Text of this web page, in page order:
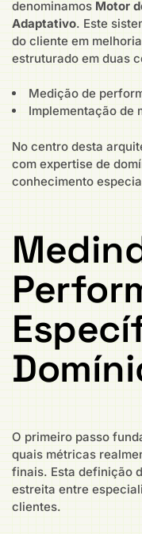
denominamos Motor
Adaptativo. Este
do cliente em
estruturado em duas
Medição de
Implementação de
No centro desta
com expertise de
conhecimento
O primeiro passo
quais métricas
finais. Esta definição
estreita entre
clientes.